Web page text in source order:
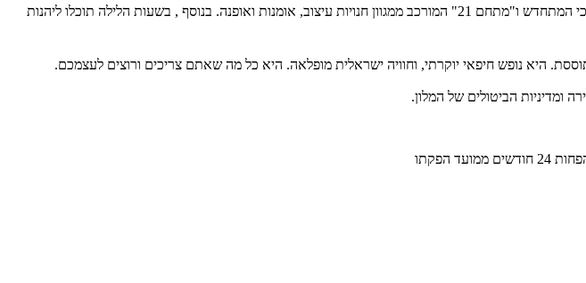
עיצוב, אומנות ואופנה.
בנוסף , בשעות הלילה תוכלו ליהנות
היא נופש חיפאי יוקרתי, וחוויה ישראלית מופלאה. היא כל מה שאתם צריכים ורוצים לעצמכם.